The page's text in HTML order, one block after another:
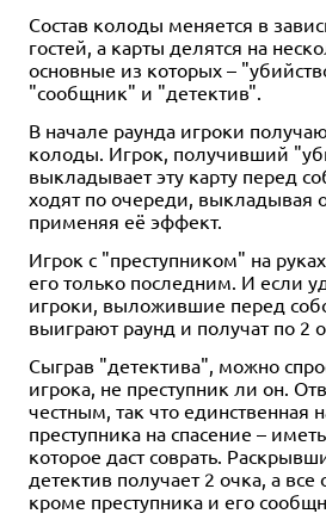
Состав колоды меняется в
гостей, а карты делятся на
основные из которых –
"сообщник" и "детектив".
В начале раунда игроки
колоды. Игрок, получивший
выкладывает эту карту перед
ходят по очереди, выкладывая
применяя её эффект.
Игрок с "преступником" на
его только последним. И если
игроки, выложившие перед
выиграют раунд и получат по 2
Сыграв "детектива", можно
игрока, не преступник ли он.
честным, так что единственная
преступника на спасение –
которое даст соврать.
детектив получает 2 очка, а все
кроме преступника и его